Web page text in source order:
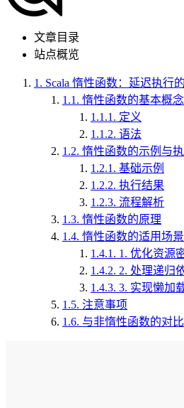
文章目录
站点概览
1. Scala 惰性函数：延迟执行
1.1. 惰性函数的基本概念
1.1.1. 定义
1.1.2. 语法
1.2. 惰性函数的示例与
1.2.1. 基础示例
1.2.2. 执行结果
1.2.3. 流程解析
1.3. 惰性函数的原理
1.4. 惰性函数的适用场景
1.4.1. 1. 优化资源
1.4.2. 2. 处理递归
1.4.3. 3. 实现懒加
1.5. 注意事项
1.6. 与非惰性函数的对比